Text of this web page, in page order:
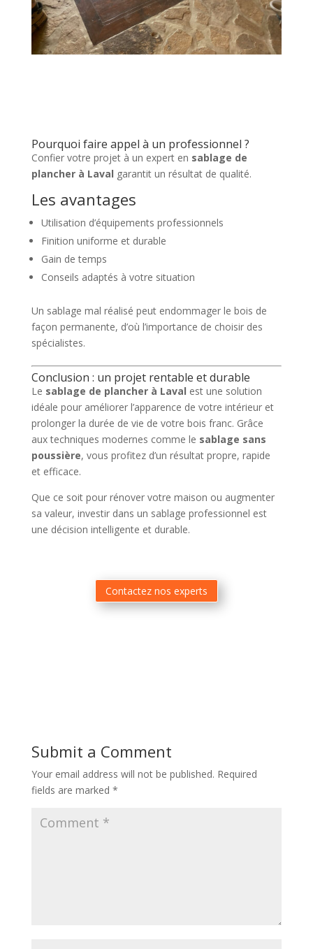
Pourquoi faire appel à un professionnel ?
Confier votre projet à un expert en sablage de
plancher à Laval garantit un résultat de qualité.
Les avantages
Utilisation d’équipements professionnels
Finition uniforme et durable
Gain de temps
Conseils adaptés à votre situation
Un sablage mal réalisé peut endommager le bois de
façon permanente, d’où l’importance de choisir des
spécialistes.
Conclusion : un projet rentable et durable
Le sablage de plancher à Laval est une solution
idéale pour améliorer l’apparence de votre intérieur et
prolonger la durée de vie de votre bois franc. Grâce
aux techniques modernes comme le sablage sans
poussière, vous profitez d’un résultat propre, rapide
et efficace.
Que ce soit pour rénover votre maison ou augmenter
sa valeur, investir dans un sablage professionnel est
une décision intelligente et durable.
Contactez nos experts
Submit a Comment
Your email address will not be published. Required
fields are marked *